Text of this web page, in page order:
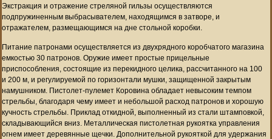
Экстракция и отражение стреляной гильзы осуществляются
подпружиненным выбрасывателем, находящимся в затворе, и
отражателем, размещающимся на дне стольной коробки.
Питание патронами осуществляется из двухрядного коробчатого магазина
емкостью 30 патронов. Оружие имеет простые прицельные
приспособления, состоящие из перекидного целика, рассчитанного на 100
и 200 м, и регулируемой по горизонтали мушки, защищенной закрытым
намушником. Пистолет-пулемет Коровина обладает невысоким темпом
стрельбы, благодаря чему имеет и небольшой расход патронов и хорошую
кучность стрельбы. Приклад откидной, выполненный из стали штамповкой,
складывающийся вниз. Металлическая пистолетная рукоятка управления
огнем имеет деревянные щечки. Дополнительной рукояткой для удержания